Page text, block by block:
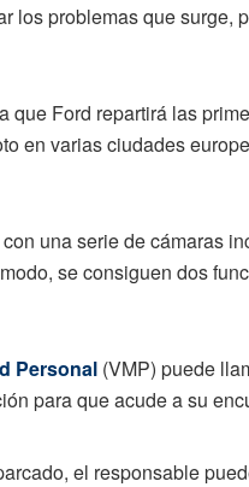
los problemas que surge,
que Ford repartirá las
en varias ciudades
una serie de cámaras
se consiguen dos
Personal (VMP) puede
para que acude a su
el responsable